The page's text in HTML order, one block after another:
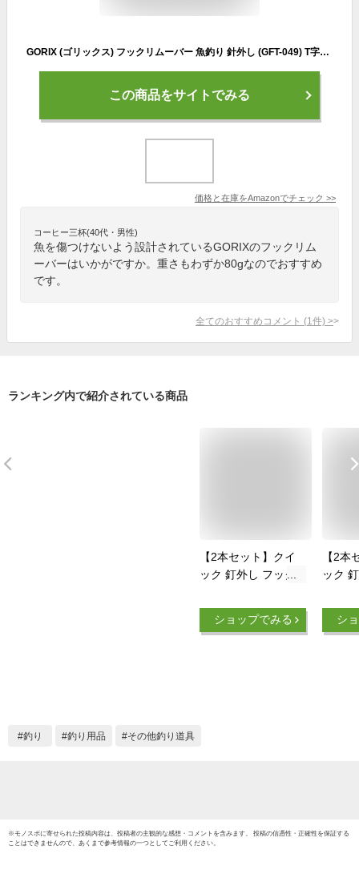
GORIX (ゴリックス) フックリムーバー 魚釣り 針外し (GFT-049) T字型 軽量 ゴールド フックリリサー 回転フック 伸縮 軽量 釣り針外し バス 釣り フィッシング 魚の針外し工具 錆びに強い
この商品をサイトでみる
価格と在庫をAmazonでチェック >>
コーヒー三杯(40代・男性)
魚を傷つけないよう設計されているGORIXのフックリム
ーバーはいかがですか。重さもわずか80gなのでおすすめ
です。
全てのおすすめコメント (1 件) >
ランキング内で紹介されている商品
【2本セット】クイ
ック 釘外し フック
ムーバー T字ハンド
ル 釣り道具 持ちや
ショップでみる
【2本
ック
ムーバ
ル 釣
シ
釣り 釣り用品 その他釣り道具
※モノスポに寄せられた投稿内容は、投稿者の主観的な感想・コメントを含みます。 投稿の信憑性・正確性を保証する
ことはできませんので、あくまで参考情報の一つとしてご利用ください。